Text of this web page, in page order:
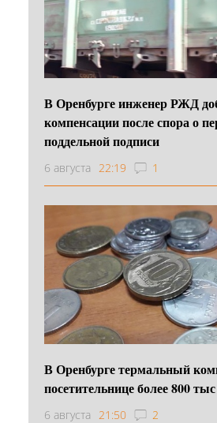
В Оренбурге инженер РЖД
компенсации после спора о
поддельной подписи
6 августа 22:19 1
В Оренбурге термальный
посетительнице более 800
6 августа 21:50 2